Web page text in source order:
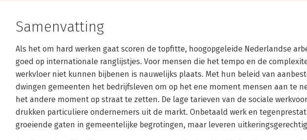
Samenvatting
Als het om hard werken gaat scoren de topfitte, hoogopgeleide Nederlandse
goed op internationale ranglijstjes. Voor mensen die het tempo en de
werkvloer niet kunnen bijbenen is nauwelijks plaats. Met hun beleid van
dwingen gemeenten het bedrijfsleven om op het ene moment mensen aan te
het andere moment op straat te zetten. De lage tarieven van de sociale
drukken particuliere ondernemers uit de markt. Onbetaald werk en
groeiende gaten in gemeentelijke begrotingen, maar leveren